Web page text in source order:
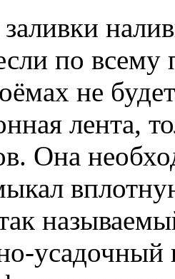
по
не
лента,
Она